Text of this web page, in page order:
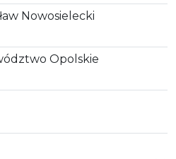
Nowosielecki
Opolskie